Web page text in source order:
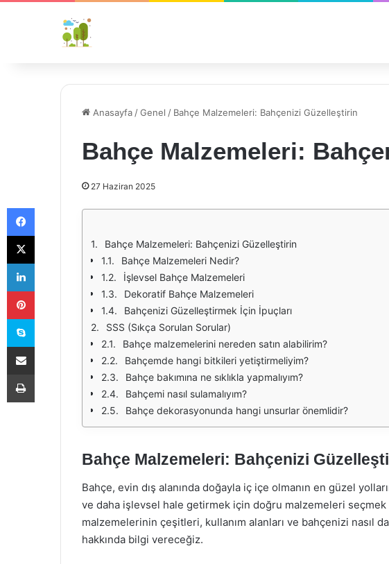
Anasayfa /Genel / Bahçe Malzemeleri: Bahçenizi Güzelleştirin
Bahçe Malzemeleri:
27 Haziran 2025
Bahçe Malzemeleri: Bahçenizi Güzelleştirin
Bahçe Malzemeleri Nedir?
İşlevsel Bahçe Malzemeleri
Dekoratif Bahçe Malzemeleri
Bahçenizi Güzelleştirmek İçin İpuçları
SSS (Sıkça Sorulan Sorular)
Bahçe malzemelerini nereden satın alabilirim?
Bahçemde hangi bitkileri yetiştirmeliyim?
Bahçe bakımına ne sıklıkla yapmalıyım?
Bahçemi nasıl sulamalıyım?
Bahçe dekorasyonunda hangi unsurlar önemlidir?
Bahçe Malzemeleri: Bahçenizi
Bahçe, evin dış alanında doğayla iç içe olmanın en güzel
ve daha işlevsel hale getirmek için doğru malzemeleri
malzemelerinin çeşitleri, kullanım alanları ve bahçenizi nasıl
hakkında bilgi vereceğiz.
Facebook
X
LinkedIn
Pinterest
Skype
E-Posta ile paylaş